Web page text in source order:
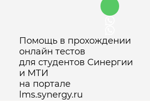
Помощь в прохождении
онлайн тестов
для студентов Синергии
и МТИ
на портале
lms.synergy.ru